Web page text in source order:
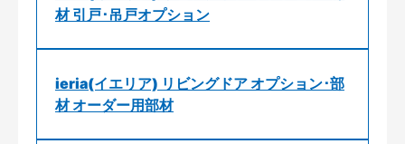
材 引戸･吊戸オプション
ieria(イエリア) リビングドア オプション･部
材 オーダー用部材